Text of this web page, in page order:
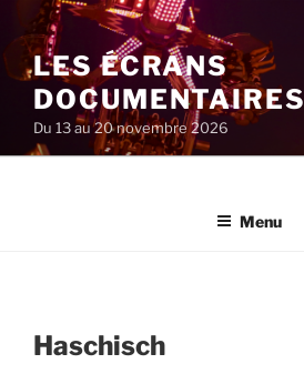
au
contenu
principal
LES ÉCRANS
DOCUMENTAIRES
Du 13 au 20 novembre 2026
Menu
Haschisch